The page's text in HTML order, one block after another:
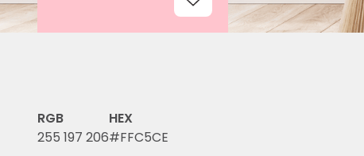
Add to Wishlist
RGB
255 197 206
HEX
#FFC5CE